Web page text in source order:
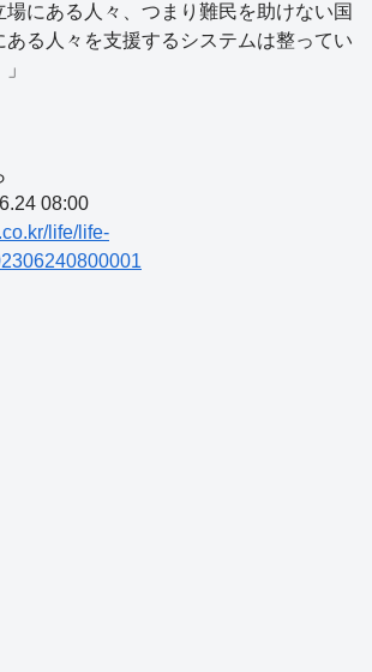
にある人々、つまり難民を助けない国
ある人々を支援するシステムは整ってい
08:00
life/life-